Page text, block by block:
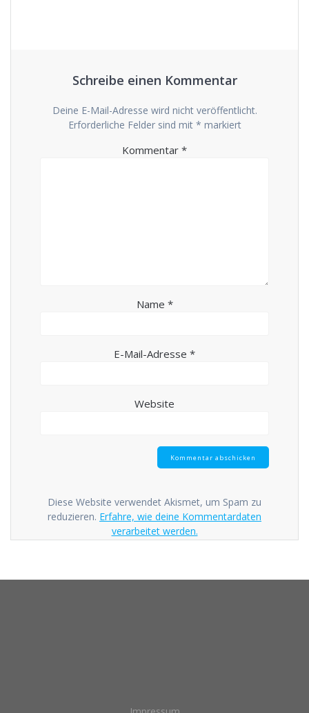
Schreibe einen Kommentar
Deine E-Mail-Adresse wird nicht veröffentlicht.
Erforderliche Felder sind mit * markiert
Kommentar *
Name *
E-Mail-Adresse *
Website
Diese Website verwendet Akismet, um Spam zu
reduzieren. Erfahre, wie deine Kommentardaten
verarbeitet werden.